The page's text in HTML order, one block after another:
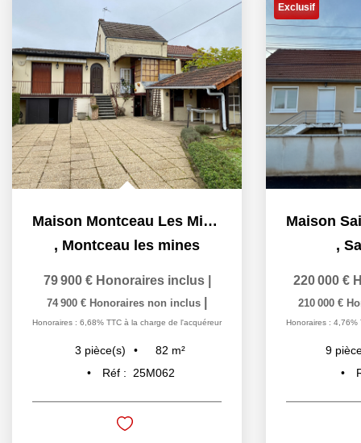
Maison Montceau Les Mines 3 pièce(s) 81.93 m2
, Montceau les mines
79 900 € Honoraires inclus
74 900 € Honoraires non inclus
Honoraires : 6,68% TTC à la charge de l'acquéreur
3 pièce(s) 82 m²
Réf :
25M062
Exclusif
,
220 000 €
210 000 €
Honoraires : 4,76%
9